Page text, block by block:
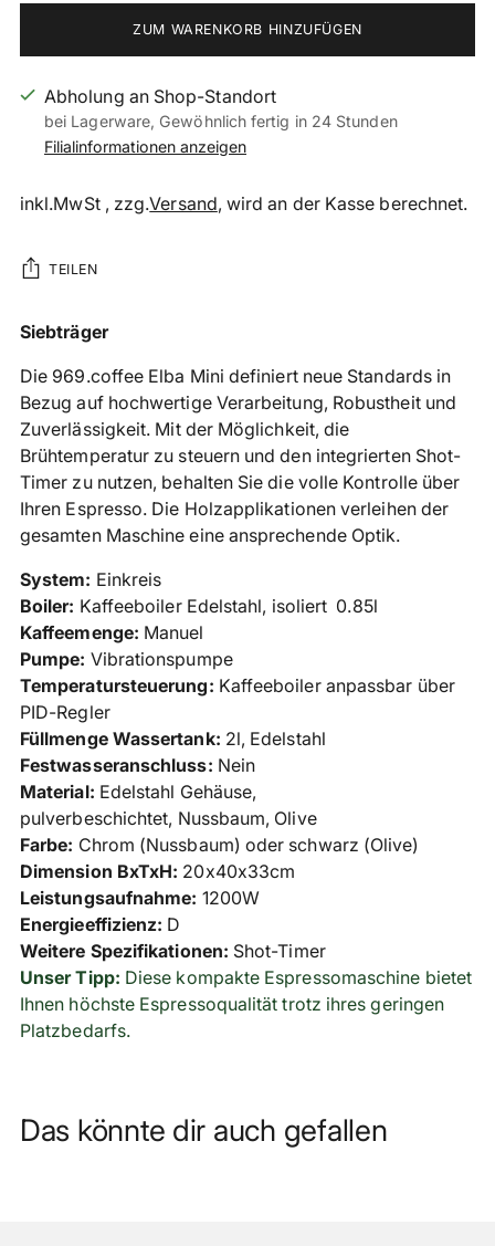
ZUM WARENKORB HINZUFÜGEN
Abholung an Shop-Standort
bei Lagerware, Gewöhnlich fertig in 24 Stunden
Filialinformationen anzeigen
inkl.MwSt , zzg.Versand, wird an der Kasse berechnet.
TEILEN
Produkt
den
Warenkorb
legen
Siebträger
Die 969.coffee Elba Mini definiert neue Standards in
Bezug auf hochwertige Verarbeitung, Robustheit und
Zuverlässigkeit. Mit der Möglichkeit, die
Brühtemperatur zu steuern und den integrierten Shot-
Timer zu nutzen, behalten Sie die volle Kontrolle über
Ihren Espresso. Die Holzapplikationen verleihen der
gesamten Maschine eine ansprechende Optik.
System: Einkreis
Boiler: Kaffeeboiler Edelstahl, isoliert 0.85l
Kaffeemenge: Manuel
Pumpe: Vibrationspumpe
Temperatursteuerung: Kaffeeboiler anpassbar über
PID-Regler
Füllmenge Wassertank: 2l, Edelstahl
Festwasseranschluss: Nein
Material: Edelstahl Gehäuse,
pulverbeschichtet, Nussbaum, Olive
Farbe: Chrom (Nussbaum) oder schwarz (Olive)
Dimension BxTxH: 20x40x33cm
Leistungsaufnahme: 1200W
Energieeffizienz: D
Weitere Spezifikationen: Shot-Timer
Unser Tipp: Diese kompakte Espressomaschine bietet
Ihnen höchste Espressoqualität trotz ihres geringen
Platzbedarfs.
Das könnte dir auch gefallen